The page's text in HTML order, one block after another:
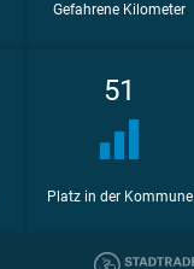
Gefahrene Kilometer
51
Platz in der Kommune